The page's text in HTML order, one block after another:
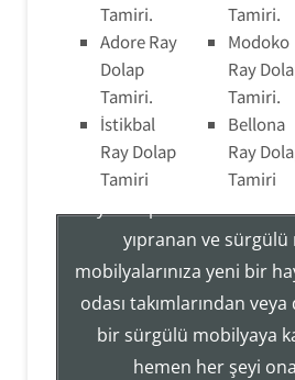
Tamiri.
Adore Ray
Dolap
Tamiri.
İstikbal
Ray Dolap
Tamiri
Tamiri.
Modoko
Ray
Tamiri.
Bellona
Ray
Tamiri
Ray Dolap Tamir
yıpranan ve
mobilyalarınıza yeni bir
odası takımlarından
bir sürgülü mobilyaya
hemen her şeyi
Ray Dolap Mekanizma
Servisi